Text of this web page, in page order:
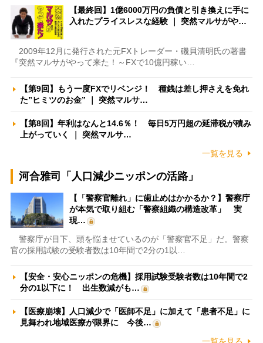
【最終回】1億6000万円の負債と引き換えに手に
入れたプライスレスな経験 ｜ 突然マルサがや…
2009年12月に発行された元FXトレーダー・磯貝清明氏の著書
『突然マルサがやって来た！～FXで10億円稼い…
【第9回】もう一度FXでリベンジ！ 種銭は差し押さえを免れ
た”ヒミツのお金” ｜ 突然マルサ…
【第8回】年利はなんと14.6％！ 毎日5万円超の延滞税が積み
上がっていく ｜ 突然マルサ…
一覧を見る
河合雅司「人口減少ニッポンの活路」
【「警察官離れ」に歯止めはかかるか？】警察庁
が本気で取り組む「警察組織の構造改革」 実
現…
警察庁が目下、頭を悩ませているのが「警察官不足」だ。警察
官の採用試験の受験者数は10年間で2分の1以…
【安全・安心ニッポンの危機】採用試験受験者数は10年間で2
分の1以下に！ 出生数減がも…
【医療崩壊】人口減少で「医師不足」に加えて「患者不足」に
見舞われ地域医療が限界に 今後…